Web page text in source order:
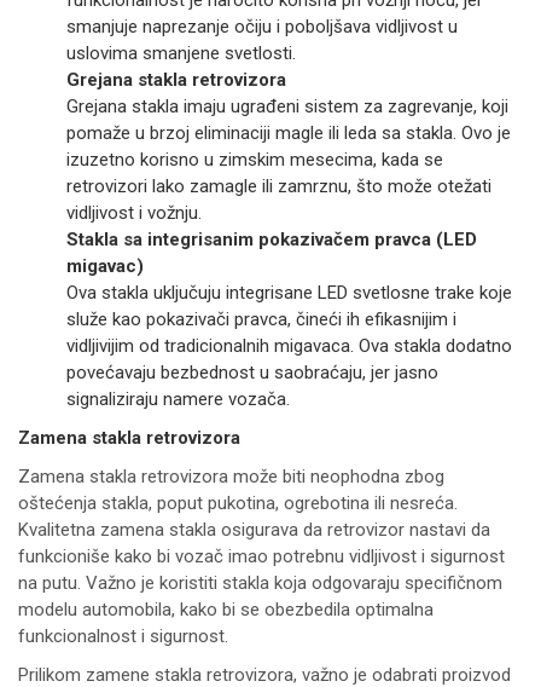
smanjuje naprezanje očiju i poboljšava vidljivost u
uslovima smanjene svetlosti.
Grejana stakla retrovizora
Grejana stakla imaju ugrađeni sistem za zagrevanje, koji
pomaže u brzoj eliminaciji magle ili leda sa stakla. Ovo je
izuzetno korisno u zimskim mesecima, kada se
retrovizori lako zamagle ili zamrznu, što može otežati
vidljivost i vožnju.
Stakla sa integrisanim pokazivačem pravca (LED
migavac)
Ova stakla uključuju integrisane LED svetlosne trake koje
služe kao pokazivači pravca, čineći ih efikasnijim i
vidljivijim od tradicionalnih migavaca. Ova stakla dodatno
povećavaju bezbednost u saobraćaju, jer jasno
signaliziraju namere vozača.
Zamena stakla retrovizora
Zamena stakla retrovizora može biti neophodna zbog
oštećenja stakla, poput pukotina, ogrebotina ili nesreća.
Kvalitetna zamena stakla osigurava da retrovizor nastavi da
funkcioniše kako bi vozač imao potrebnu vidljivost i sigurnost
na putu. Važno je koristiti stakla koja odgovaraju specifičnom
modelu automobila, kako bi se obezbedila optimalna
funkcionalnost i sigurnost.
Prilikom zamene stakla retrovizora, važno je odabrati proizvod